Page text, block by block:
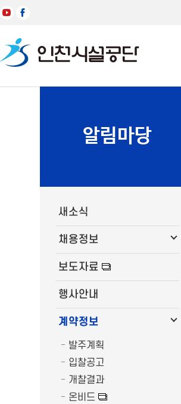
알림마당
새소식
채용정보
보도자료
행사안내
계약정보
발주계획
입찰공고
개찰결과
온비드